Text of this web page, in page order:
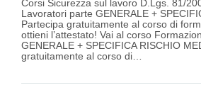
Corsi Sicurezza sul lavoro D.Lgs. 81/
Lavoratori parte GENERALE +
Partecipa gratuitamente al corso di
ottieni l’attestato! Vai al corso
GENERALE + SPECIFICA RISCHIO
gratuitamente al corso di…